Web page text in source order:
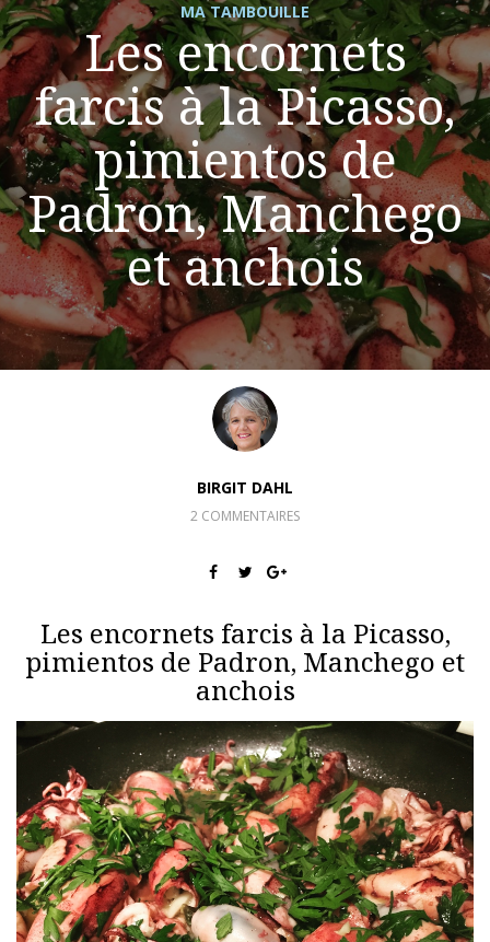
MA TAMBOUILLE
Les encornets
farcis à la Picasso,
pimientos de
Padron, Manchego
et anchois
BIRGIT DAHL
2 COMMENTAIRES
Les encornets farcis à la Picasso,
pimientos de Padron, Manchego et
anchois